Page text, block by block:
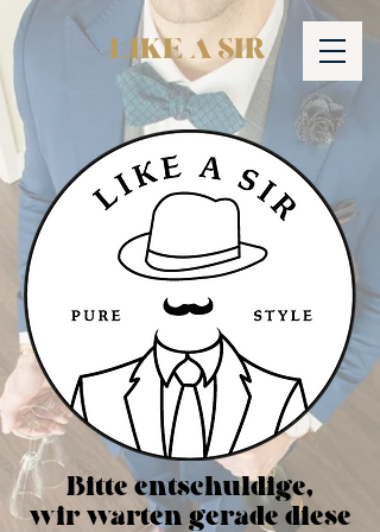
LIKE A SIR
Bitte entschuldige,
wir warten gerade diese